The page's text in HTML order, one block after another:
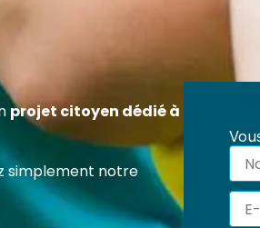
projet citoyen dédié à
simplement notre
Nom
E-
mail
officielle RS7202 –
vous pour exercer un rôle clé dans
au sein de toute structure
de loisirs, collectivités,
professionnelle RS7202
concrètes et reconnues
de la protection de l’enfance.